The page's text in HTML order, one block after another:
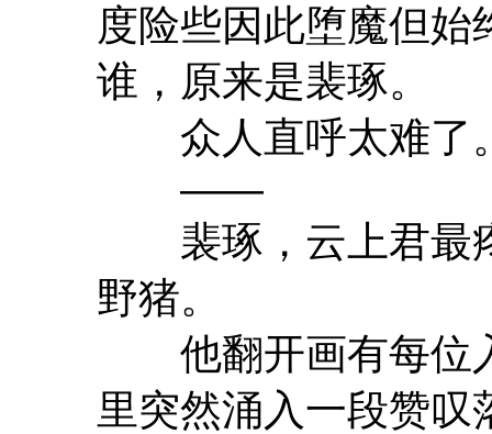
度险些因此堕魔但
谁，原来是裴琢。
众人直呼太难了
——
裴琢，云上君最
野猪。
他翻开画有每位
里突然涌入一段赞